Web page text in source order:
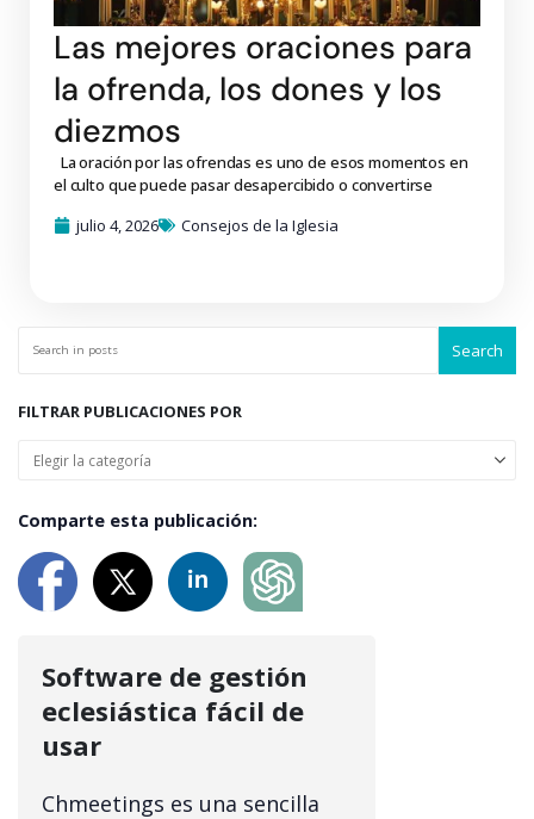
Las mejores oraciones para
la ofrenda, los dones y los
diezmos
La oración por las ofrendas es uno de esos momentos en
el culto que puede pasar desapercibido o convertirse
julio 4, 2026
Consejos de la Iglesia
Search
FILTRAR PUBLICACIONES POR
Comparte esta publicación:
Software de gestión
eclesiástica fácil de
usar
Chmeetings es una sencilla